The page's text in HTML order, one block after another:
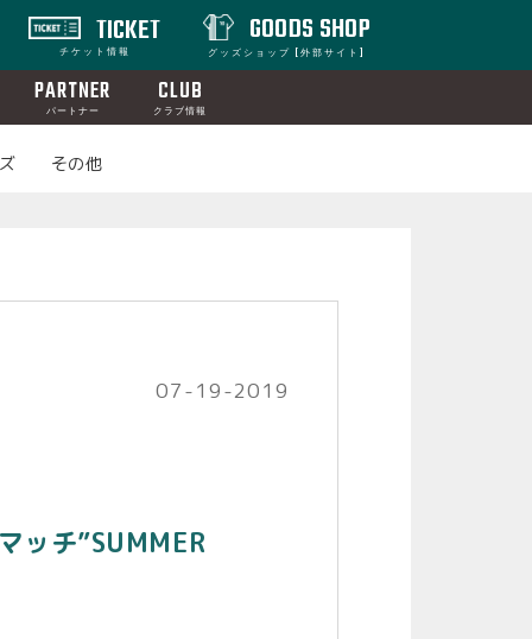
TICKET
チケット情報
GOODS SHOP
グッズショップ [外部サイト]
PARTNER
パートナー
CLUB
クラブ情報
その他
07-19-2019
ッチ”SUMMER